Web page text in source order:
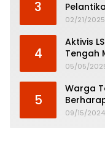
3
Serdang
02/21/2025
4
Aktivis
Tengah
Tinggi
05/05/
5
Warga
Banjir
09/15/2024